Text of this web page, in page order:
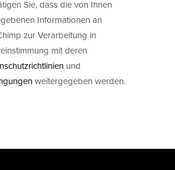
Sie, dass die von Ihnen
Informationen an
zur Verarbeitung in
mit deren
und
weitergegeben werden.